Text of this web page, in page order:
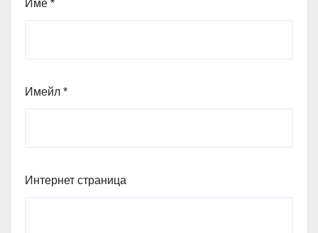
Име *
Имейл *
Интернет страница